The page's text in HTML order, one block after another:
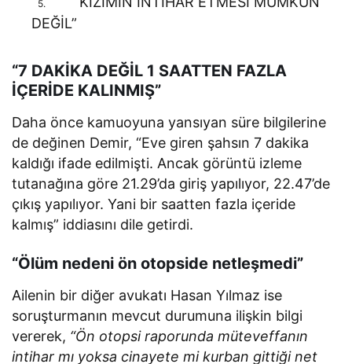
5.
DEĞİL”
“7 DAKİKA DEĞİL 1 SAATTEN FAZLA
İÇERİDE KALINMIŞ”
Daha önce kamuoyuna yansıyan süre bilgilerine
de değinen Demir, “Eve giren şahsın 7 dakika
kaldığı ifade edilmişti. Ancak görüntü izleme
tutanağına göre 21.29’da giriş yapılıyor, 22.47’de
çıkış yapılıyor. Yani bir saatten fazla içeride
kalmış” iddiasını dile getirdi.
“Ölüm nedeni ön otopside netleşmedi”
Ailenin bir diğer avukatı Hasan Yılmaz ise
soruşturmanın mevcut durumuna ilişkin bilgi
vererek, “Ön otopsi raporunda müteveffanın
intihar mı yoksa cinayete mi kurban gittiği net